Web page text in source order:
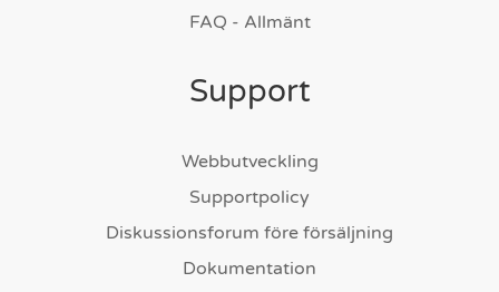
FAQ - Allmänt
Support
Webbutveckling
Supportpolicy
Diskussionsforum före försäljning
Dokumentation